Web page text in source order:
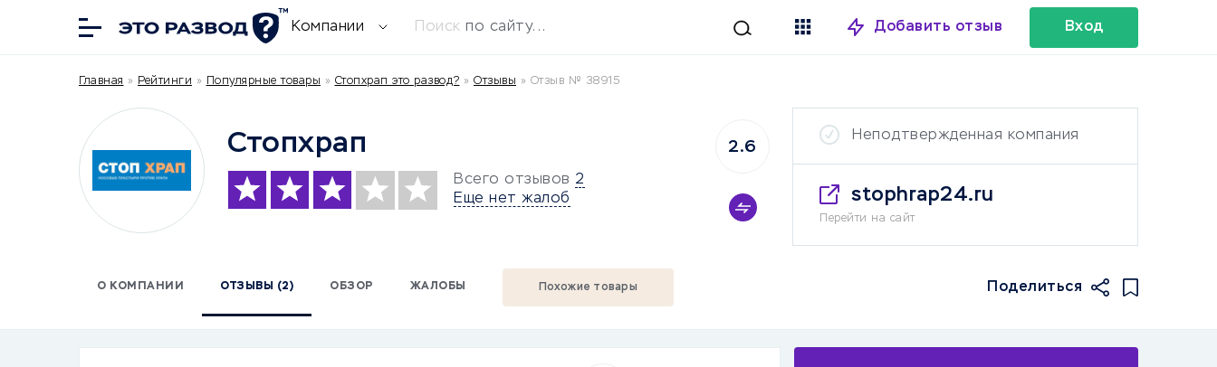
Компании Поиск по сайту... Добавить отзыв Вход
Главная » Рейтинги » Популярные товары » Стопхрап это развод? » Отзывы » Отзыв № 38915
Стопхрап
Всего отзывов 2
Еще нет жалоб
2.6
Неподтвержденная компания
stophrap24.ru
Перейти на сайт
О КОМПАНИИ ОТЗЫВЫ (2) ОБЗОР ЖАЛОБЫ Похожие товары Поделиться